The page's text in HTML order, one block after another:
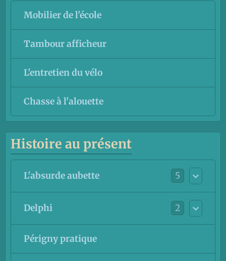
Mobilier de l'école
Tambour afficheur
L'entretien du vélo
Chasse à l'alouette
Histoire au présent
L'absurde aubette 5
Delphi 2
Périgny pratique